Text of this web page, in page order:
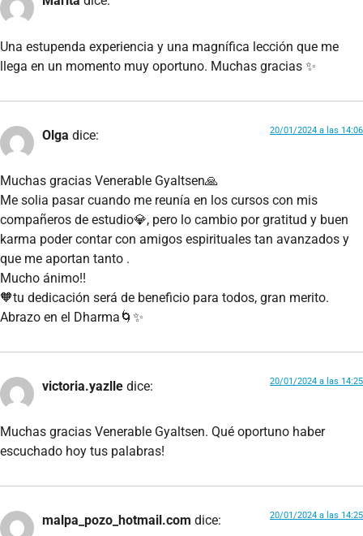
Una estupenda experiencia y una magnífica lección que me
llega en un momento muy oportuno. Muchas gracias ✨
Olga dice: 20/01/2024 a las 14:06
Muchas gracias Venerable Gyaltsen🙏
Me solia pasar cuando me reunía en los cursos con mis
compañeros de estudio💎, pero lo cambio por gratitud y buen
karma poder contar con amigos espirituales tan avanzados y
que me aportan tanto .
Mucho ánimo!!
🧡tu dedicación será de beneficio para todos, gran merito.
Abrazo en el Dharma🌀✨
victoria.yazlle dice: 20/01/2024 a las 14:25
Muchas gracias Venerable Gyaltsen. Qué oportuno haber
escuchado hoy tus palabras!
malpa_pozo_hotmail.com dice: 20/01/2024 a las 14:25